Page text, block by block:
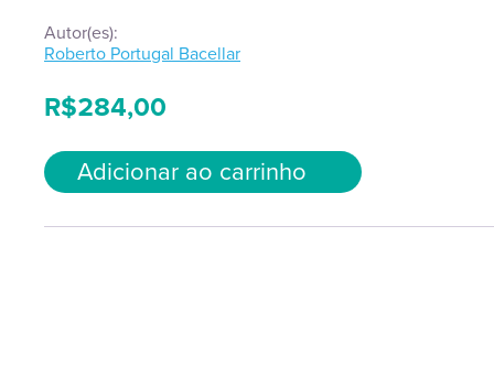
Autor(es):
Roberto Portugal Bacellar
R$284,00
Adicionar ao carrinho